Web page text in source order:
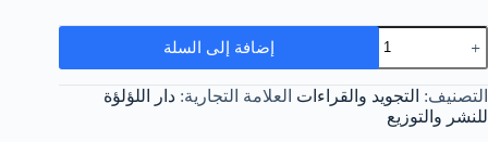
كمية
الفتوحات
المدنية
بتخفيف
المنهجية
المكيةفي
إضافة إلى السلة
التصنيف: التجويد والقراءات العلامة التجارية: دار اللؤلؤة
للنشر والتوزيع